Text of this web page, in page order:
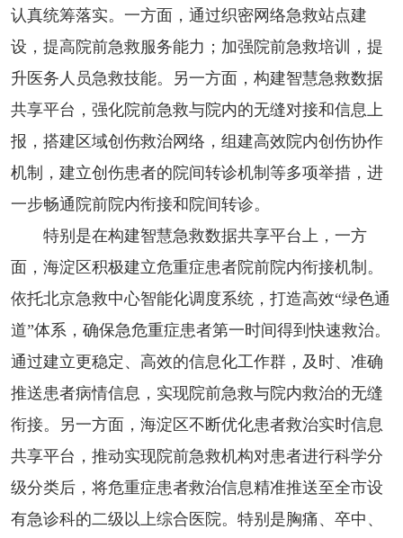
认真统筹落实。一方面，通过织密网络急救站点建
设，提高院前急救服务能力；加强院前急救培训，提
升医务人员急救技能。另一方面，构建智慧急救数据
共享平台，强化院前急救与院内的无缝对接和信息上
报，搭建区域创伤救治网络，组建高效院内创伤协作
机制，建立创伤患者的院间转诊机制等多项举措，进
一步畅通院前院内衔接和院间转诊。
特别是在构建智慧急救数据共享平台上，一方
面，海淀区积极建立危重症患者院前院内衔接机制。
依托北京急救中心智能化调度系统，打造高效“绿色通
道”体系，确保急危重症患者第一时间得到快速救治。
通过建立更稳定、高效的信息化工作群，及时、准确
推送患者病情信息，实现院前急救与院内救治的无缝
衔接。另一方面，海淀区不断优化患者救治实时信息
共享平台，推动实现院前急救机构对患者进行科学分
级分类后，将危重症患者救治信息精准推送至全市设
有急诊科的二级以上综合医院。特别是胸痛、卒中、